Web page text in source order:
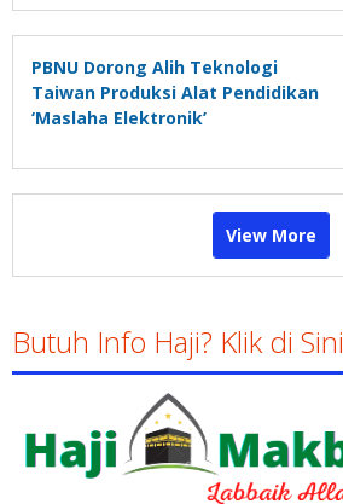
PBNU Dorong Alih Teknologi
Taiwan Produksi Alat Pendidikan
‘Maslaha Elektronik’
View More
Butuh Info Haji? Klik di Sini